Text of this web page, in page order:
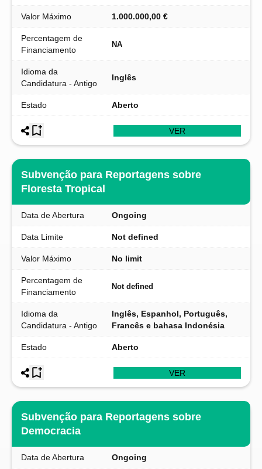
Valor Máximo 1.000.000,00 €
Percentagem de
Financiamento
NA
Idioma da
Candidatura - Antigo
Inglês
Estado Aberto
VER
Subvenção para Reportagens sobre
Floresta Tropical
Data de Abertura Ongoing
Data Limite Not defined
Valor Máximo No limit
Percentagem de
Financiamento
Not defined
Idioma da
Candidatura - Antigo
Inglês, Espanhol, Português,
Francês e bahasa Indonésia
Estado Aberto
VER
Subvenção para Reportagens sobre
Democracia
Data de Abertura Ongoing